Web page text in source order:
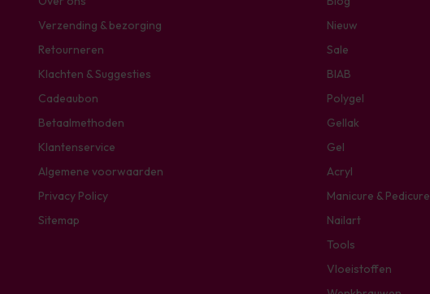
Verzending & bezorging
Retourneren
Klachten & Suggesties
Cadeaubon
Betaalmethoden
Klantenservice
Algemene voorwaarden
Privacy Policy
Sitemap
Nieuw
Sale
BIAB
Polygel
Gellak
Gel
Acryl
Manicure & Pedicure
Nailart
Tools
Vloeistoffen